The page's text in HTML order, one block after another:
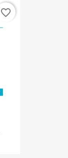
favorite_border